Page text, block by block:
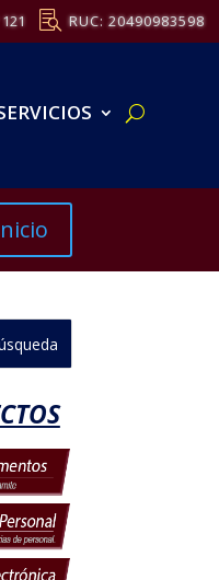
RUC: 20490983598